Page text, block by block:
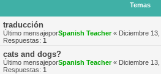
Temas
traducción
Último mensajeporSpanish Teacher« Diciembre
Respuestas: 1
cats and dogs?
Último mensajeporSpanish Teacher« Diciembre
Respuestas: 1